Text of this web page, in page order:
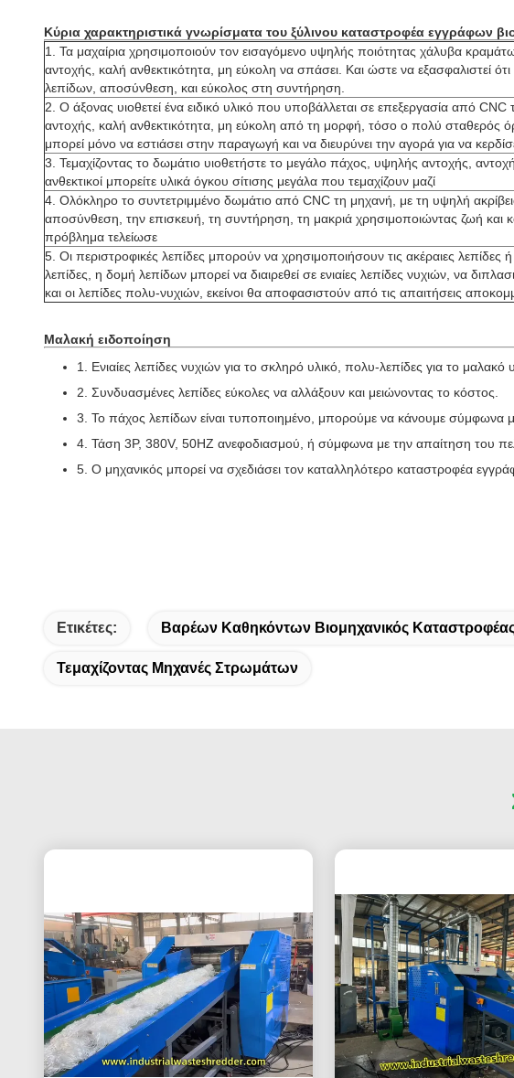
Κύρια χαρακτηριστικά γνωρίσματα του ξύλινου καταστροφέα
1. Τα μαχαίρια χρησιμοποιούν τον εισαγόμενο υψηλής ποιότητας χάλυβα
αντοχής, καλή ανθεκτικότητα, μη εύκολη να σπάσει. Και ώστε να εξασφαλιστεί
λεπίδων, αποσύνθεση, και εύκολος στη συντήρηση.
2. Ο άξονας υιοθετεί ένα ειδικό υλικό που υποβάλλεται σε επεξεργασία από
αντοχής, καλή ανθεκτικότητα, μη εύκολη από τη μορφή, τόσο ο πολύ σταθερός
μπορεί μόνο να εστιάσει στην παραγωγή και να διευρύνει την αγορά για να
3. Τεμαχίζοντας το δωμάτιο υιοθετήστε το μεγάλο πάχος, υψηλής αντοχής,
ανθεκτικοί μπορείτε υλικά όγκου σίτισης μεγάλα που τεμαχίζουν μαζί
4. Ολόκληρο το συντετριμμένο δωμάτιο από CNC τη μηχανή, με τη υψηλή
αποσύνθεση, την επισκευή, τη συντήρηση, τη μακριά χρησιμοποιώντας ζωή και
πρόβλημα τελείωσε
5. Οι περιστροφικές λεπίδες μπορούν να χρησιμοποιήσουν τις ακέραιες λεπίδες
λεπίδες, η δομή λεπίδων μπορεί να διαιρεθεί σε ενιαίες λεπίδες νυχιών, να
και οι λεπίδες πολυ-νυχιών, εκείνοι θα αποφασιστούν από τις απαιτήσεις
Μαλακή ειδοποίηση
1. Ενιαίες λεπίδες νυχιών για το σκληρό υλικό, πολυ-λεπίδες για το μαλακό
2. Συνδυασμένες λεπίδες εύκολες να αλλάξουν και μειώνοντας το κόστος.
3. Το πάχος λεπίδων είναι τυποποιημένο, μπορούμε να κάνουμε σύμφωνα
4. Τάση 3P, 380V, 50HZ ανεφοδιασμού, ή σύμφωνα με την απαίτηση του
5. Ο μηχανικός μπορεί να σχεδιάσει τον καταλληλότερο καταστροφέα
Ετικέτες: Βαρέων Καθηκόντων Βιομηχανικός
Τεμαχίζοντας Μηχανές Στρωμάτων